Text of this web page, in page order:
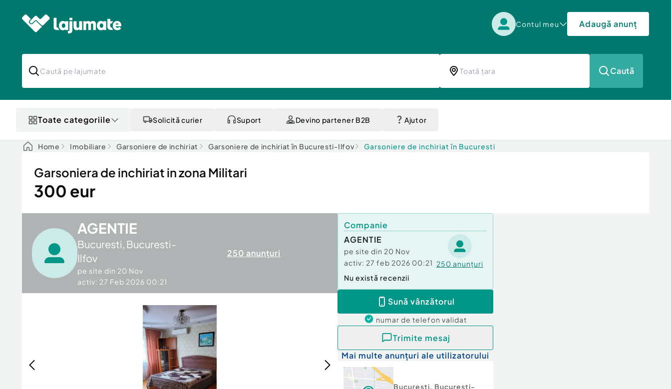
Contul meu Adaugă anunț
Caută
Toate categoriile Solicită curier Suport Devino partener B2B Ajutor
Home Imobiliare Garsoniere de inchiriat Garsoniere de inchiriat în Bucuresti-Ilfov Garsoniere de inchiriat în Bucuresti
Garsoniera de inchiriat in zona Militari
300 eur
AGENTIE
Bucuresti, Bucuresti-
Ilfov
pe site din 20 Nov
activ: 27 Feb 2026 00:21
250 anunțuri
Companie
AGENTIE
pe site din 20 Nov
activ: 27 feb 2026 00:21 250 anunțuri
Nu există recenzii
Sună vânzătorul
numar de telefon validat
Trimite mesaj
Mai multe anunțuri ale utilizatorului
Bucuresti, Bucuresti-